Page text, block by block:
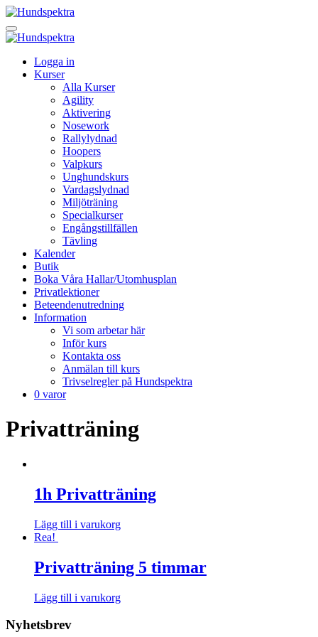
Logga in
Kurser
Alla Kurser
Agility
Aktivering
Nosework
Rallylydnad
Hoopers
Valpkurs
Unghundskurs
Vardagslydnad
Miljöträning
Specialkurser
Engångstillfällen
Tävling
Kalender
Butik
Boka Våra Hallar/Utomhusplan
Privatlektioner
Beteendenutredning
Information
Vi som arbetar här
Inför kurs
Kontakta oss
Anmälan till kurs
Trivselregler på Hundspektra
0 varor
Privatträning
1h Privatträning
Lägg till i varukorg
Rea!
Privatträning 5 timmar
Lägg till i varukorg
Nyhetsbrev